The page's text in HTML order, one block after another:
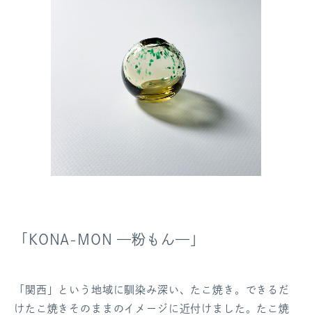
「KONA-MON —粉もん—」
「関西」という地域に馴染み深い、たこ焼き。できるだ
けたこ焼きそのままのイメージに近付けました。たこ焼